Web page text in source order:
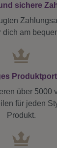
sichere
dich am
über 5000
für jeden
Produkt.